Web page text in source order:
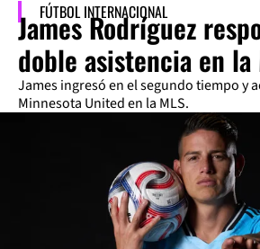
FÚTBOL INTERNACIONAL
James Rodríguez
doble asistencia en la
James ingresó en el segundo tiempo y
Minnesota United en la MLS.